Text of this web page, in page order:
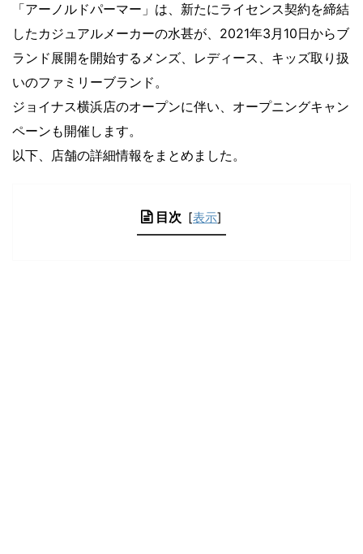
「アーノルドパーマー」は、新たにライセンス契約を締結
したカジュアルメーカーの水甚が、2021年3月10日からブ
ランド展開を開始するメンズ、レディース、キッズ取り扱
いのファミリーブランド。
ジョイナス横浜店のオープンに伴い、オープニングキャン
ペーンも開催します。
以下、店舗の詳細情報をまとめました。
目次 [表示]